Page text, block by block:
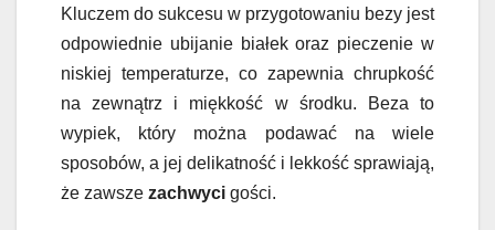
Kluczem do sukcesu w przygotowaniu bezy jest
odpowiednie ubijanie białek oraz pieczenie w
niskiej temperaturze, co zapewnia chrupkość
na zewnątrz i miękkość w środku. Beza to
wypiek, który można podawać na wiele
sposobów, a jej delikatność i lekkość sprawiają,
że zawsze zachwyci gości.